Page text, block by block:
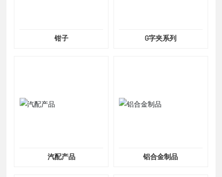
钳子 G字夹系列
汽配产品 铝合金制品